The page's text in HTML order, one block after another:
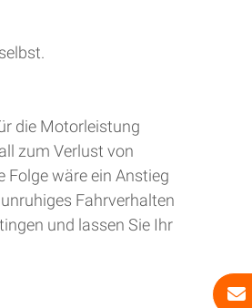
die Motorleistung
zum Verlust von
Folge wäre ein Anstieg
Fahrverhalten
und lassen Sie Ihr